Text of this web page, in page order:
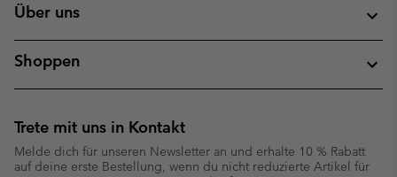
Über uns
Shoppen
Trete mit uns in Kontakt
Melde dich für unseren Newsletter an und erhalte 10 % Rabatt
auf deine erste Bestellung, wenn du nicht reduzierte Artikel für